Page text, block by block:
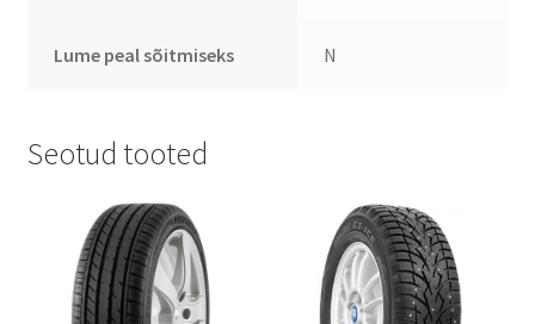
Lume peal sõitmiseks N
Seotud tooted